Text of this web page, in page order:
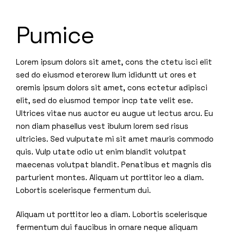
Pumice
Lorem ipsum dolors sit amet, cons the ctetu isci elit
sed do eiusmod eterorew llum ididuntt ut ores et
oremis ipsum dolors sit amet, cons ectetur adipisci
elit, sed do eiusmod tempor incp tate velit ese.
Ultrices vitae nus auctor eu augue ut lectus arcu. Eu
non diam phasellus vest ibulum lorem sed risus
ultricies. Sed vulputate mi sit amet mauris commodo
quis. Vulp utate odio ut enim blandit volutpat
maecenas volutpat blandit. Penatibus et magnis dis
parturient montes. Aliquam ut porttitor leo a diam.
Lobortis scelerisque fermentum dui.
Aliquam ut porttitor leo a diam. Lobortis scelerisque
fermentum dui faucibus in ornare neque aliquam